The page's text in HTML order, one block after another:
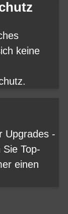
keine
Upgrades -
Top-
einen